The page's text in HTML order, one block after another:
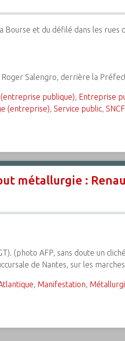
Bourse et du défilé dans les rues
Salengro, derrière la
(entreprise publique), Entreprise
(entreprise), Service public,
métallurgie :
(photo AFP, sans doute un
de Nantes, sur les
, Manifestation,